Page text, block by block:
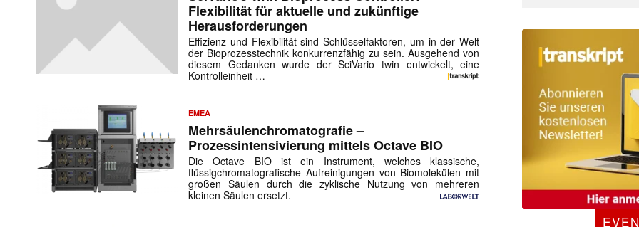
Flexibilität für aktuelle und zukünftige
Herausforderungen
Effizienz und Flexibilität sind Schlüsselfaktoren, um in der Welt
der Bioprozesstechnik konkurrenzfähig zu sein. Ausgehend von
diesem Gedanken wurde der SciVario twin entwickelt, eine
Kontrolleinheit …
EMEA
Mehrsäulenchromatografie –
Prozessintensivierung mittels Octave BIO
Die Octave BIO ist ein Instrument, welches klassische,
flüssigchromatografische Aufreinigungen von Biomolekülen mit
großen Säulen durch die zyklische Nutzung von mehreren
kleinen Säulen ersetzt.